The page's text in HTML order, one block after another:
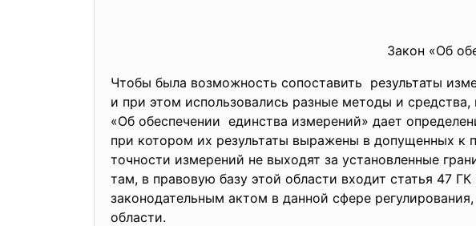
Закон «Об
Чтобы была возможность сопоставить результаты
и при этом использовались разные методы и
«Об обеспечении единства измерений» дает
при котором их результаты выражены в допущенных к
точности измерений не выходят за установленные
там, в правовую базу этой области входит статья 47
законодательным актом в данной сфере
области.